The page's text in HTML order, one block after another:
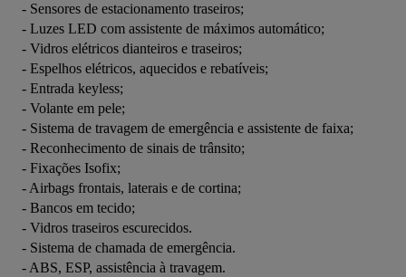
- Sensores de estacionamento traseiros;
- Luzes LED com assistente de máximos automático;
- Vidros elétricos dianteiros e traseiros;
- Espelhos elétricos, aquecidos e rebatíveis;
- Entrada keyless;
- Volante em pele;
- Sistema de travagem de emergência e assistente de faixa;
- Reconhecimento de sinais de trânsito;
- Fixações Isofix;
- Airbags frontais, laterais e de cortina;
- Bancos em tecido;
- Vidros traseiros escurecidos.
- Sistema de chamada de emergência.
- ABS, ESP, assistência à travagem.